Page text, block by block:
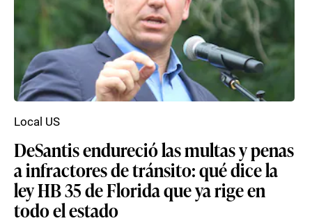
DeSantis endureció las multas y penas
a infractores de tránsito: qué dice la
ley HB 35 de Florida que ya rige en
todo el estado
Local US